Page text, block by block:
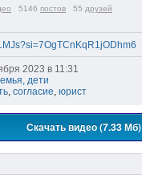
5146 постов 55 друзей
2023 в 11:31
дети
согласие юрист
Скачать видео (7.33 Мб)